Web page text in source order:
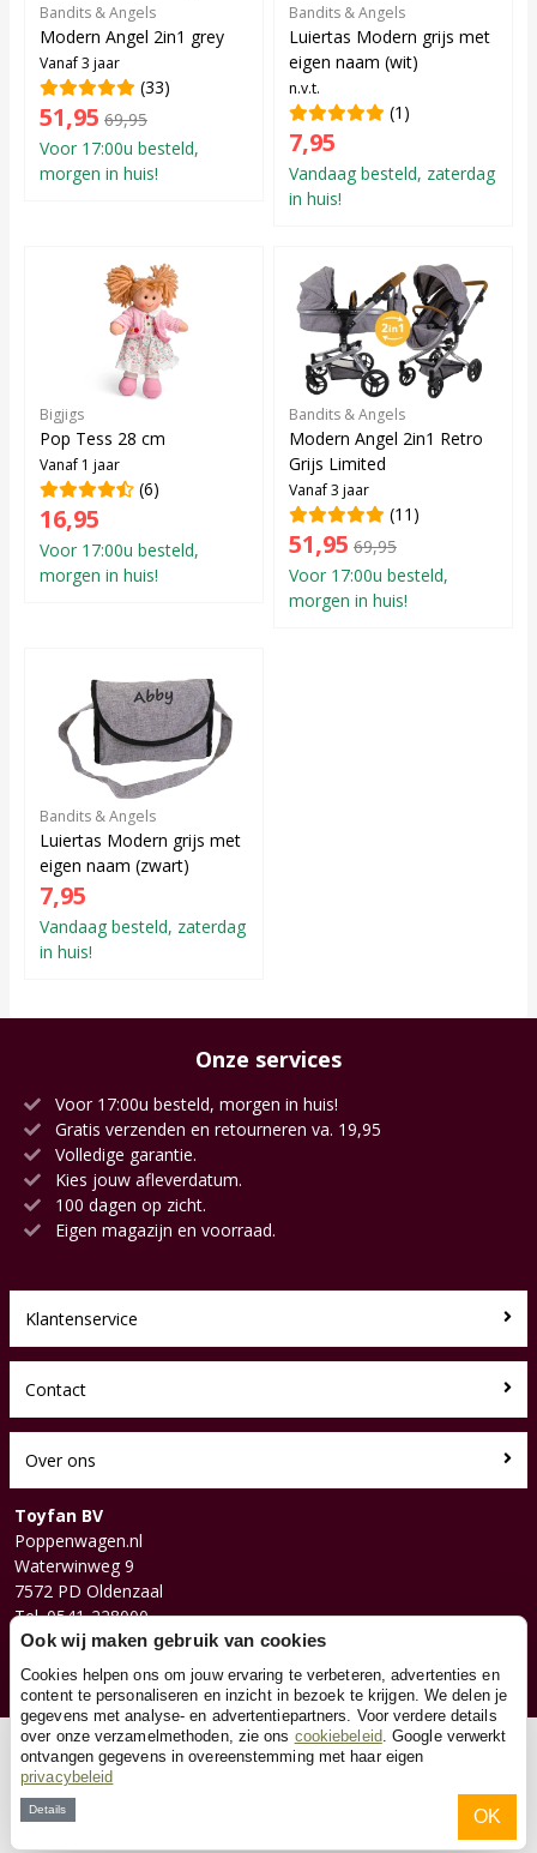
Bandits & Angels
Modern Angel 2in1 grey
Vanaf 3 jaar
(33)
51,95 69,95
Voor 17:00u besteld,
morgen in huis!
Bandits & Angels
Luiertas Modern grijs met
eigen naam (wit)
n.v.t.
(1)
7,95
Vandaag besteld, zaterdag
in huis!
Bigjigs
Pop Tess 28 cm
Vanaf 1 jaar
(6)
16,95
Voor 17:00u besteld,
morgen in huis!
Bandits & Angels
Modern Angel 2in1 Retro
Grijs Limited
Vanaf 3 jaar
(11)
51,95 69,95
Voor 17:00u besteld,
morgen in huis!
Bandits & Angels
Luiertas Modern grijs met
eigen naam (zwart)
7,95
Vandaag besteld, zaterdag
in huis!
Onze services
Voor 17:00u besteld, morgen in huis!
Gratis verzenden en retourneren va. 19,95
Volledige garantie.
Kies jouw afleverdatum.
100 dagen op zicht.
Eigen magazijn en voorraad.
Klantenservice
Contact
Over ons
Toyfan BV
Poppenwagen.nl
Waterwinweg 9
7572 PD Oldenzaal
Tel. 0541-228000
Facebook
Instagram
© 2026 Toyfan BV
Ook wij maken gebruik van cookies
Cookies helpen ons om jouw ervaring te verbeteren, advertenties en
content te personaliseren en inzicht in bezoek te krijgen. We delen je
gegevens met analyse- en advertentiepartners. Voor verdere details
over onze verzamelmethoden, zie ons cookiebeleid. Google verwerkt
ontvangen gegevens in overeenstemming met haar eigen
privacybeleid
Details OK